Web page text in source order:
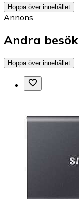
Hoppa över innehållet
Annons
Andra
Hoppa över innehållet